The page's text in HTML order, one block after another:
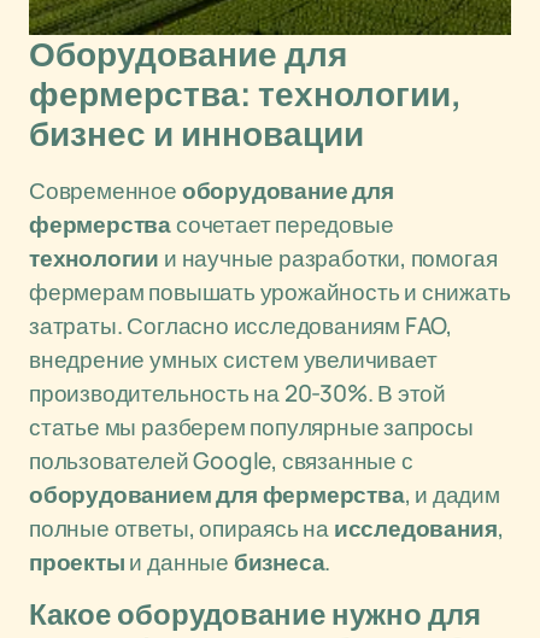
Оборудование для
фермерства: технологии,
бизнес и инновации
Современноеоборудование для
фермерствасочетает передовые
технологии и научные разработки, помогая
фермерам повышать урожайность и снижать
затраты. Согласно исследованиям FAO,
внедрение умных систем увеличивает
производительность на 20-30%. В этой
статье мы разберем популярные запросы
пользователей Google, связанные с
оборудованием для фермерства, и дадим
полные ответы, опираясь наисследования,
проектыи данные бизнеса.
Какое оборудование нужно для